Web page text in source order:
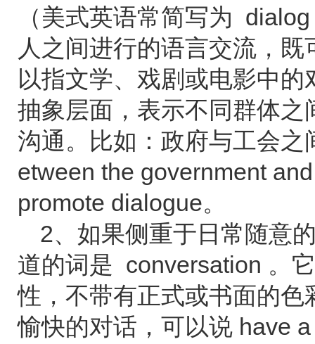
（美式英语常简写为
人之间进行的语言交流，
以指文学、戏剧或电影中
抽象层面，表示不同群体
沟通。比如：政府与工会
etween the government
promote dialogue。
2、如果侧重于日常随意
道的词是 conversation 。
性，不带有正式或书面的
愉快的对话，可以说 have